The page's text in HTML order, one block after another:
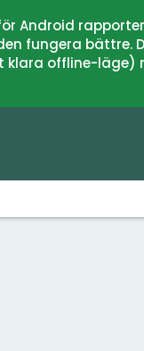
Android
fungera bättre.
offline-läge)